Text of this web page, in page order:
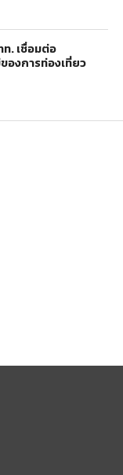
. เชื่อมต่อ
งการท่องเที่ยว